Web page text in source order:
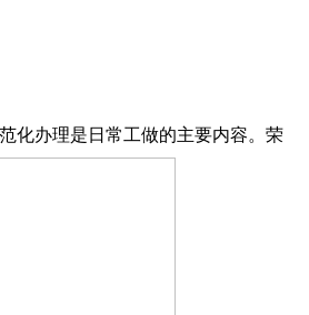
化办理是日常工做的主要内容。荣